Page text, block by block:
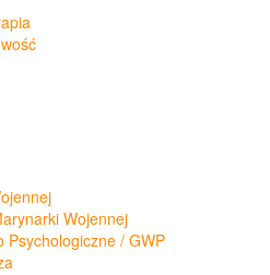
Wojennej
Psychologiczne / GWP